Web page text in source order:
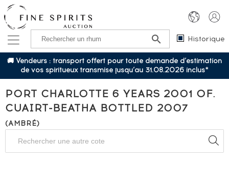
Historique
🚚 Vendeurs : transport offert pour toute demande d’estimation
de vos spiritueux transmise jusqu’au 31.08.2026 inclus*
PORT CHARLOTTE 6 YEARS 2001 OF.
CUAIRT-BEATHA BOTTLED 2007
(AMBRÉ)